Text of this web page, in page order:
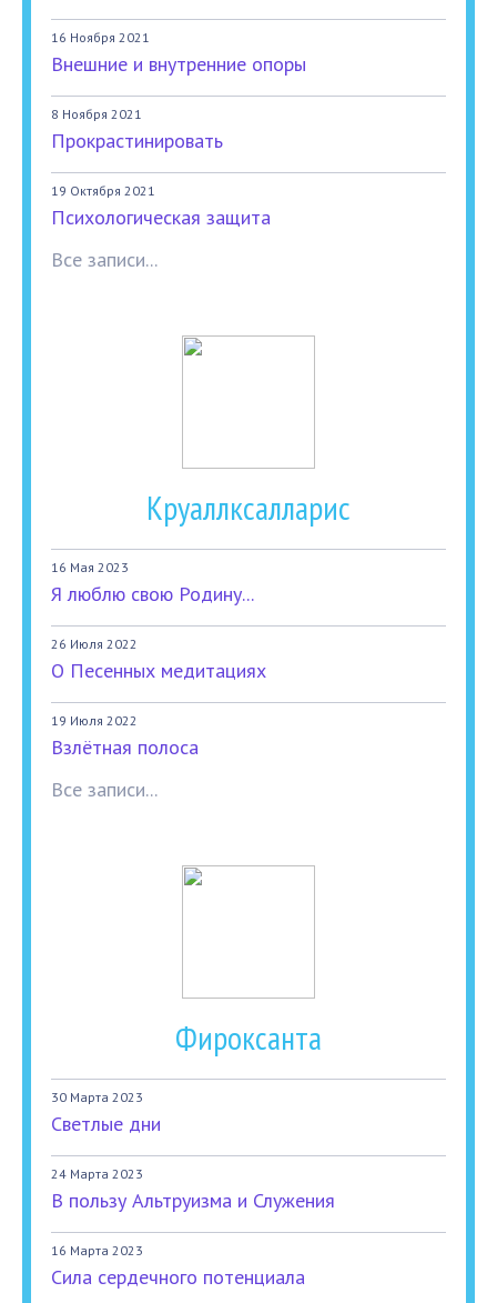
16 Ноября 2021
Внешние и внутренние опоры
8 Ноября 2021
Прокрастинировать
19 Октября 2021
Психологическая защита
Все записи...
Круаллксалларис
16 Мая 2023
Я люблю свою Родину...
26 Июля 2022
О Песенных медитациях
19 Июля 2022
Взлётная полоса
Все записи...
Фироксанта
30 Марта 2023
Светлые дни
24 Марта 2023
В пользу Альтруизма и Служения
16 Марта 2023
Сила сердечного потенциала